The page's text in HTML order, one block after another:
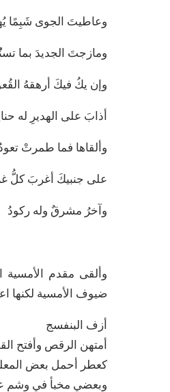
وعاطيتَ الجوى شَبِمًا
ومازجتَ الجديدَ بما
وإن يكُ فيكَ أرهقهُ
أذابَ على الهديرِ له
وألقاها فما طمرتْ
على جنبيكَ أغربَ كلُّ
وآخرُ مشرقٌ وله ركودُ
وألقى مقدم
ضيوف الأمسية لكنها
أزف البنفسج
أمتهن الرقص وأفتح
كعطر أحمل بعض
وبعضي مخبأ في وشم